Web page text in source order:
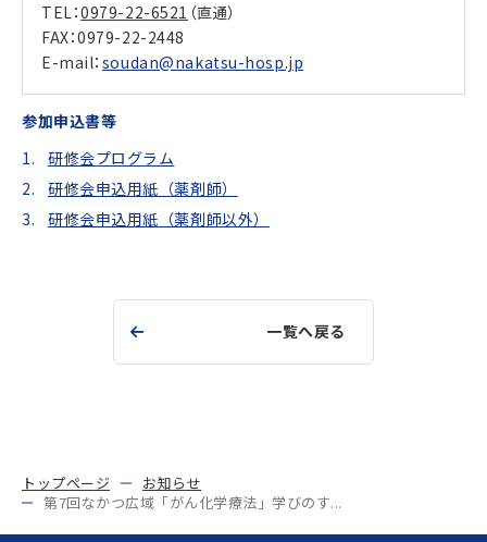
TEL：0979-22-6521 （直通）
FAX：0979-22-2448
E-mail： soudan@nakatsu-hosp.jp
参加申込書等
研修会プログラム
研修会申込用紙（薬剤師）
研修会申込用紙（薬剤師以外）
一覧へ戻る
トップページ
お知らせ
第7回なかつ広域「がん化学療法」学びのす...